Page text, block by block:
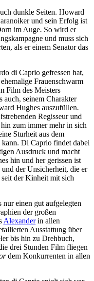
dunkle Seiten. Howard
und sein Erfolg ist
im Auge. So wird er
und muss sich
als er einem Senator das
di Caprio gefressen hat,
Frauenschwarm
Film des Meisters
auch, seinem Charakter
Hughes auszufüllen.
Regisseur und
zum immer mehr in sich
Sturheit aus dem
Di Caprio findet dabei
Ausdruck und macht
hin und her gerissen ist
der Unsicherheit, die er
der Kinheit mit sich
einen gut aufgelegten
der großen
Alexanderin allen
Ausstattung über
bis hin zu Drehbuch,
drei Stunden Film fliegen
dem Konkurrenten in allen